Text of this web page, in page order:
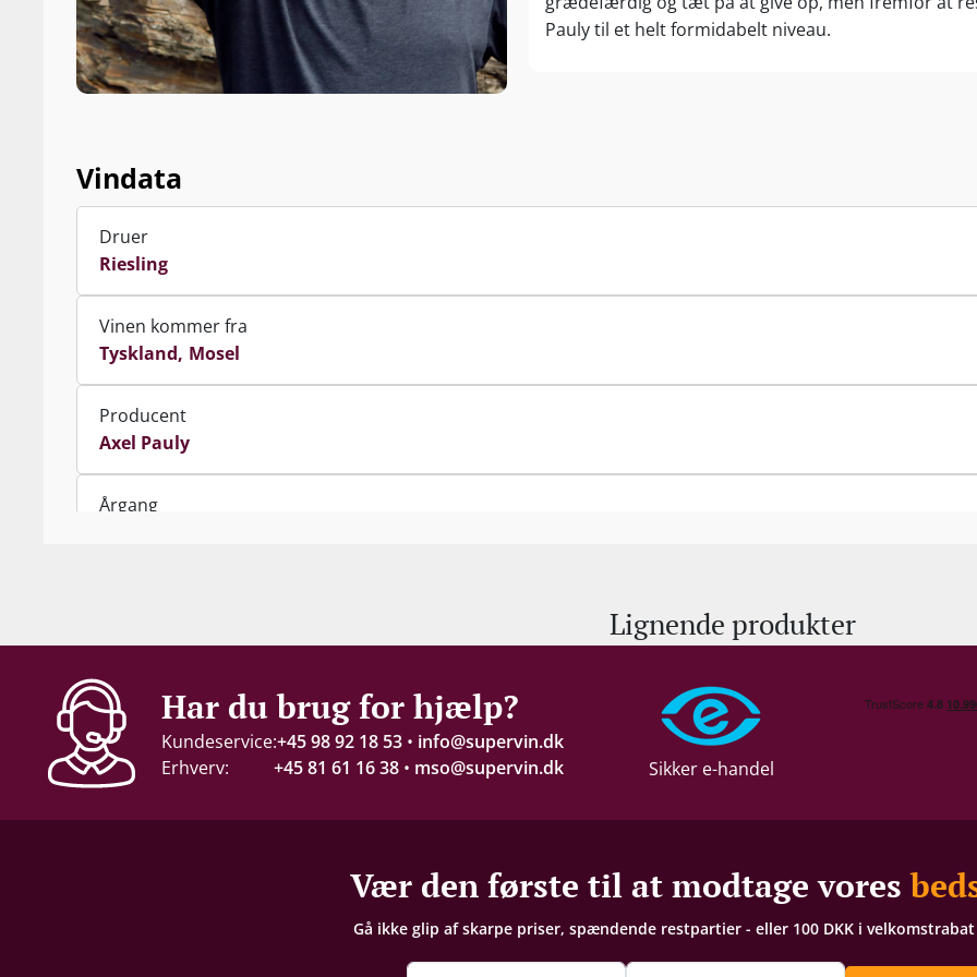
Pauly til et helt formidabelt niveau.
ratings udfordrer den verdensberømte nabo
Terroiret og traditionen illustreres på kreativ vis
Trefjerdedele af familiens 9,5 hektar er helliget
Kueser Kardinalsberg.
Kvalitetsoptimeringen starter allerede i vinmarken,
hård hånd. Denne ”grønne høst” giver de
Vindata
Druer
Riesling
Vinen kommer fra
Tyskland Mosel
Producent
Axel Pauly
Årgang
Alkohol-%
8 %
Servering
Lignende produkter
Har du brug for hjælp?
Kundeservice:+45 98 92 18 53 • info@supervin.dk
Erhverv:
+45 81 61 16 38 • mso@supervin.dk Sikker e-handel
Vær den første til at modtage vores
Gå ikke glip af skarpe priser, spændende restpartier - eller 100 DKK i